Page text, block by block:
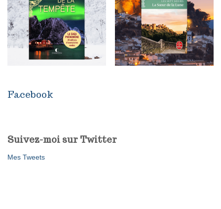
Facebook
Suivez-moi sur Twitter
Mes Tweets